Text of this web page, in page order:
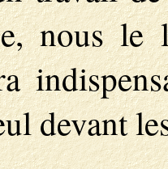
nous le
devant